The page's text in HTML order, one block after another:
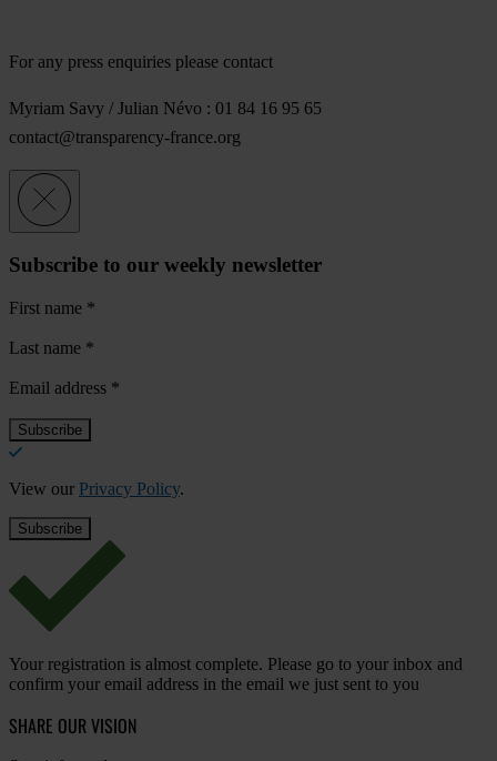
For any press enquiries please contact
Myriam Savy / Julian Névo : 01 84 16 95 65
contact@transparency-france.org
Subscribe to our weekly newsletter
First name *
Last name *
Email address *
View our Privacy Policy.
Your registration is almost complete. Please go to your inbox and
confirm your email address in the email we just sent to you
SHARE OUR VISION